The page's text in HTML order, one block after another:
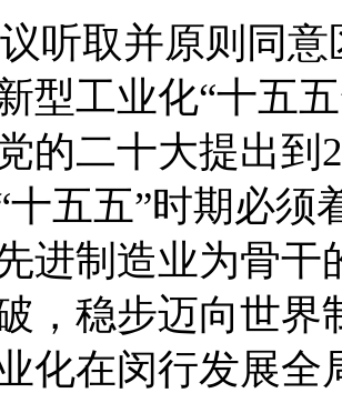
听取并原则同
型工业化“十五
的二十大提出到
十五五”时期必须
进制造业为骨干
，稳步迈向世界
化在闵行发展全